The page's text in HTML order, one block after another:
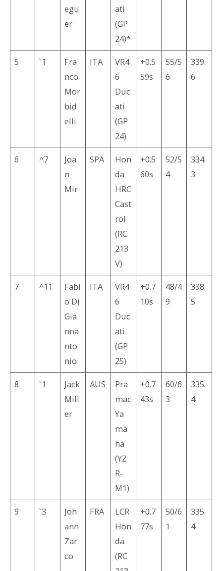
egu
er
ati
(GP
24)*
5 ˅1
Fra
nco
Mor
bid
elli
ITA
VR4
6
Duc
ati
(GP
24)
+0.5
59s
55/5
6
339.
6
6 ^7
Joa
n
Mir
SPA
Hon
da
HRC
Cast
rol
(RC
213
V)
+0.5
60s
52/5
4
334.
3
7 ^11
Fabi
o Di
Gia
nna
nto
nio
ITA
VR4
6
Duc
ati
(GP
25)
+0.7
10s
48/4
9
338.
5
8 ˅1
Jack
Mill
er
AUS
Pra
mac
Ya
ma
ha
(YZ
R-
M1)
+0.7
43s
60/6
3
335.
4
9 ˅3
Joh
ann
Zar
co
FRA
LCR
Hon
da
(RC
+0.7
77s
50/6
1
335.
4